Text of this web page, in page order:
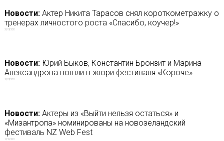
Новости:Актер Никита Тарасов снял короткометражку о
тренерах личностого роста «Спасибо, коучер!»
20/08/2020
Новости:Юрий Быков, Константин Бронзит и Марина
Александрова вошли в жюри фестиваля «Короче»
10/08/2021
Новости:Актеры из «Выйти нельзя остаться» и
«Мизантропа» номинированы на новозеландский
фестиваль NZ Web Fest
13/10/2021